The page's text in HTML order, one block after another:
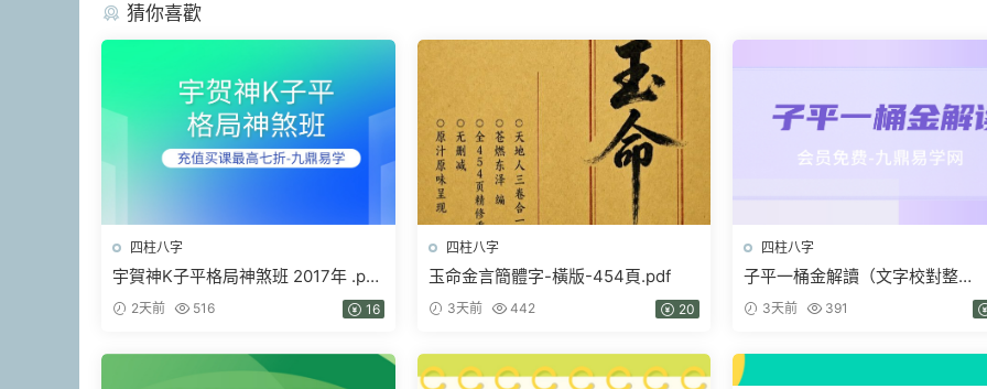
猜你喜歡
四柱八字
宇賀神K子平格局神煞班 2017年 .pdf
452頁
2天前 516 16
四柱八字
玉命金言簡體字-橫版-454頁.pdf
3天前 442 20
四柱八字
子平一桶金解讀（文字校對整
理）.pdf 214頁
3天前 391